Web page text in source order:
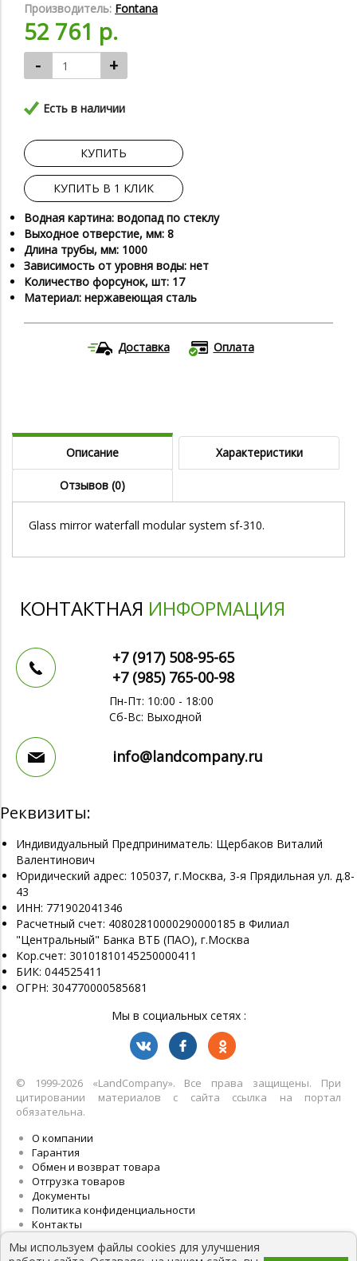
Производитель: Fontana
52 761 р.
- +
Есть в наличии
КУПИТЬ
КУПИТЬ В 1 КЛИК
Водная картина: водопад по стеклу
Выходное отверстие, мм: 8
Длина трубы, мм: 1000
Зависимость от уровня воды: нет
Количество форсунок, шт: 17
Материал: нержавеющая сталь
Доставка Оплата
Описание Характеристики
Отзывов (0)
Glass mirror waterfall modular system sf-310.
Мы используем файлы cookies для улучшения
КОНТАКТНАЯ ИНФОРМАЦИЯ
+7 (917) 508-95-65
+7 (985) 765-00-98
Пн-Пт: 10:00 - 18:00
Сб-Вс: Выходной
info@landcompany.ru
Реквизиты:
Индивидуальный Предприниматель: Щербаков Виталий
Валентинович
Юридический адрес: 105037, г.Москва, 3-я Прядильная ул. д.8-
43
ИНН: 771902041346
Расчетный счет: 40802810000290000185 в Филиал
"Центральный" Банка ВТБ (ПАО), г.Москва
Кор.счет: 30101810145250000411
БИК: 044525411
ОГРН: 304770000585681
Мы в социальных сетях :
© 1999-2026 «LandСompany». Все права защищены. При
цитировании материалов с сайта ссылка на портал
обязательна.
О компании
Гарантия
Обмен и возврат товара
Отгрузка товаров
Документы
Политика конфиденциальности
Контакты